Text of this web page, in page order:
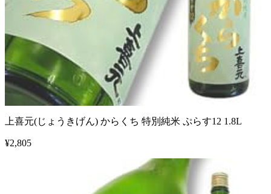
上喜元(じょうきげん) からくち 特別純米 ぷらす12 1.8L
¥2,805